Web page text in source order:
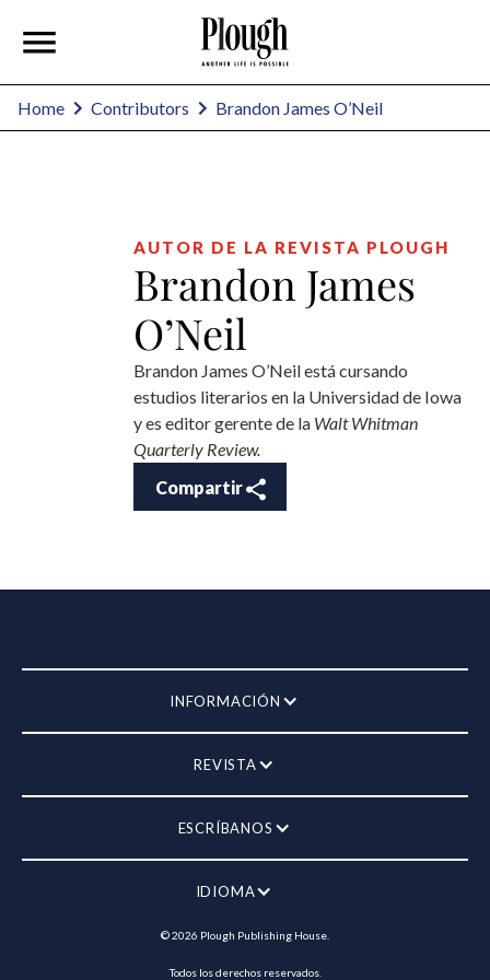
Home Contributors Brandon James O’Neil
AUTOR DE LA REVISTA PLOUGH
Brandon James
O’Neil
Brandon James O’Neil está cursando
estudios literarios en la Universidad de Iowa
y es editor gerente de la Walt Whitman
Quarterly Review.
Compartir
INFORMACIÓN
REVISTA
ESCRÍBANOS
IDIOMA
©2026 Plough Publishing House.
Todos los derechos reservados.